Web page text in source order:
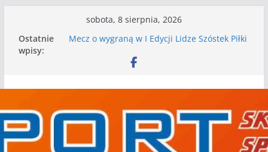
treści
sobota, 8 sierpnia, 2026
Ostatnie
wpisy:
Mecz o wygraną w I Edycji Lidze Szóstek Piłki
Nasze piłkarskie zespoły w toku przygotowań
Kolejne gry kontrolne naszych piłkarskich
WKS wygrywa pierwszą edycję Ligi Szóstek w
Gwdzie Wielkiej
I mamy kolejne gry kontrolne, piłkarskie
granie przed nami